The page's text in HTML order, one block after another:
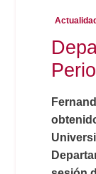
Actualidad